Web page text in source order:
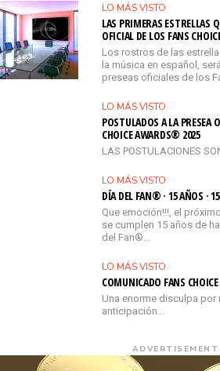
LO MÁS VISTO
LAS PRIMERAS ESTRELLAS
OFICIAL DE LOS FANS
Los rostros de las
la música en español,
preseas oficiales de los
LO MÁS VISTO
POSTULADOS A LA PRESEA
CHOICE AWARDS® 2025
LAS POSTULACIONES
LO MÁS VISTO
DÍA DEL FAN® · 15 AÑOS ·
Que emoción!!!, el
se cumplen 15 años de
del Fan®…
LO MÁS VISTO
COMUNICADO FANS
Una enorme disculpa por
anticipación...
ADVERTISEMENT